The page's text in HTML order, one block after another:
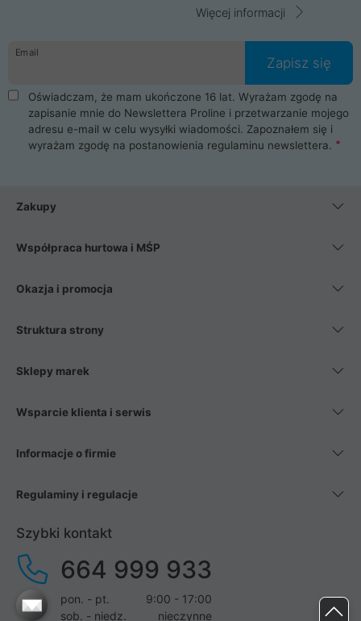
Więcej informacji
Email
Zapisz się
Oświadczam, że mam ukończone 16 lat. Wyrażam zgodę na
zapisanie mnie do Newslettera Proline i przetwarzanie mojego
adresu e-mail w celu wysyłki wiadomości. Zapoznałem się i
wyrażam zgodę na postanowienia regulaminu newslettera.
Zakupy
Współpraca hurtowa i MŚP
Okazja i promocja
Struktura strony
Sklepy marek
Wsparcie klienta i serwis
Informacje o firmie
Regulaminy i regulacje
Szybki kontakt
664 999 933
pon. - pt.
9:00 - 17:00
sob. - niedz.
nieczynne